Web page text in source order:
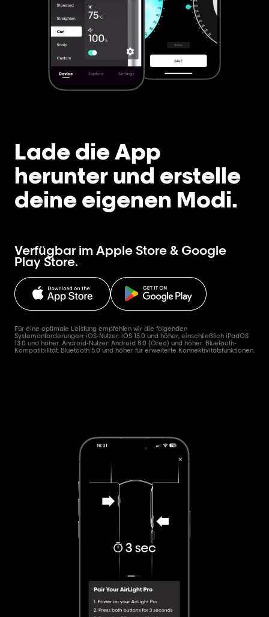
Lade die App
herunter und erstelle
deine eigenen Modi.
Verfügbar im Apple Store & Google
Play Store.
Für eine optimale Leistung empfehlen wir die folgenden
Systemanforderungen: iOS-Nutzer: iOS 13.0 und höher, einschließlich iPadOS
13.0 und höher. Android-Nutzer: Android 8.0 (Oreo) und höher. Bluetooth-
Kompatibilität: Bluetooth 5.0 und höher für erweiterte Konnektivitätsfunktionen.